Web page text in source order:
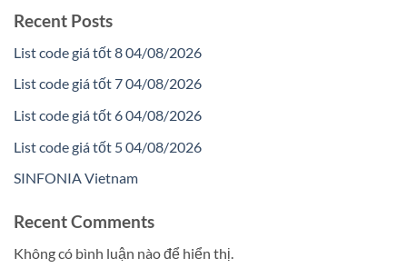
Recent Posts
List code giá tốt 8 04/08/2026
List code giá tốt 7 04/08/2026
List code giá tốt 6 04/08/2026
List code giá tốt 5 04/08/2026
SINFONIA Vietnam
Recent Comments
Không có bình luận nào để hiển thị.